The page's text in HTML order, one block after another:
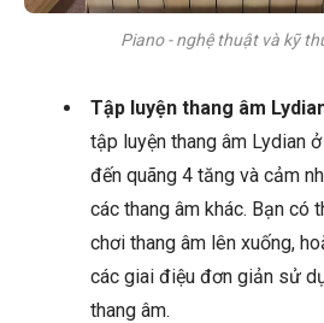
Piano - nghệ thuật và kỹ
Tập luyện thang âm
tập luyện thang âm Lydian
đến quãng 4 tăng và cảm
các thang âm khác. Bạn có
chơi thang âm lên xuống,
các giai điệu đơn giản sử
thang âm.